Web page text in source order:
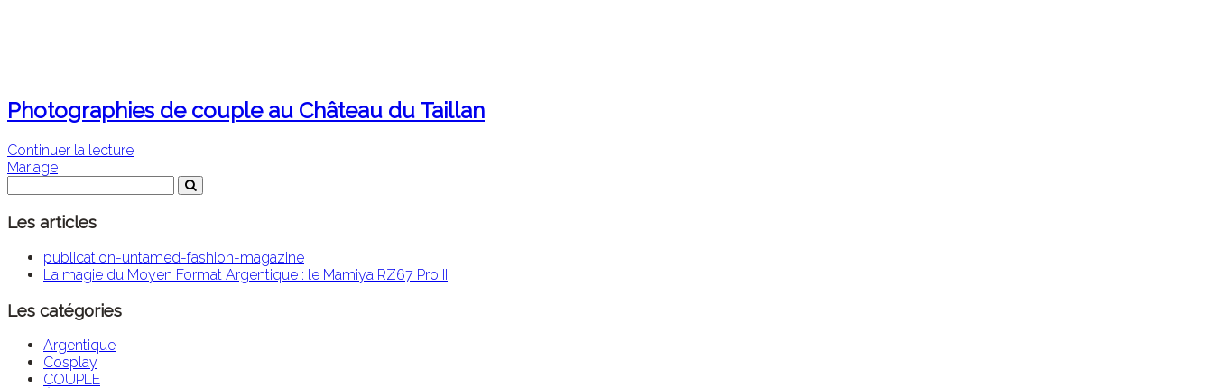
Photographies de couple au Château du Taillan
Continuer la lecture
Mariage
Les articles
publication-untamed-fashion-magazine
La magie du Moyen Format Argentique : le Mamiya RZ67 Pro II
Les catégories
Argentique
Cosplay
COUPLE